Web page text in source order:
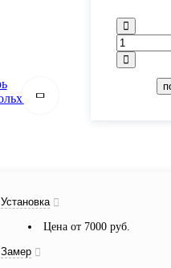
Установка
Цена от 7000 руб.
Замер